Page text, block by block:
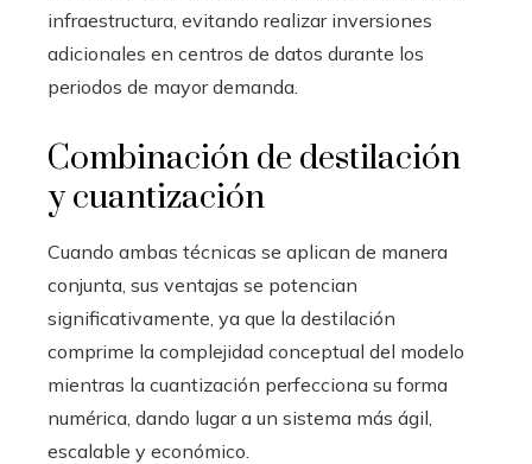
infraestructura, evitando realizar inversiones
adicionales en centros de datos durante los
periodos de mayor demanda.
Combinación de destilación
y cuantización
Cuando ambas técnicas se aplican de manera
conjunta, sus ventajas se potencian
significativamente, ya que la destilación
comprime la complejidad conceptual del modelo
mientras la cuantización perfecciona su forma
numérica, dando lugar a un sistema más ágil,
escalable y económico.